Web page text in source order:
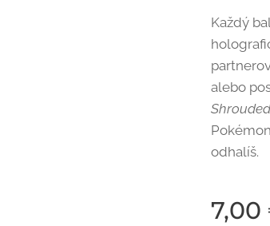
Každý
alebo
odhalíš.
7,00